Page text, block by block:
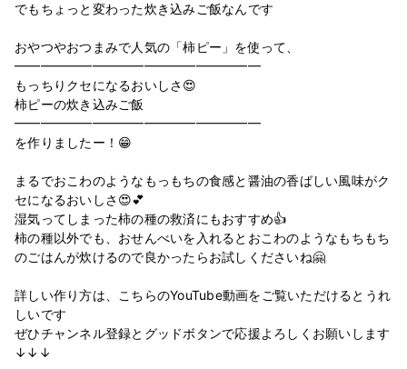
でもちょっと変わった炊き込みご飯なんです
おやつやおつまみで人気の「柿ピー」を使って、
━︎━︎━︎━︎━︎━︎━︎━︎━━︎━︎━︎━︎━︎━︎━︎━︎━︎━︎
もっちりクセになるおいしさ😍
柿ピーの炊き込みご飯
━︎━︎━︎━︎━︎━︎━︎━︎━︎━︎━︎━︎━︎━︎━︎━︎━︎━︎━︎
を作りましたー！😁
まるでおこわのようなもっもちの食感と醤油の香ばしい風味がク
セになるおいしさ😍💕
湿気ってしまった柿の種の救済にもおすすめ👍
柿の種以外でも、おせんべいを入れるとおこわのようなもちもち
のごはんが炊けるので良かったらお試しくださいね🤗
詳しい作り方は、こちらのYouTube動画をご覧いただけるとうれ
しいです
ぜひチャンネル登録とグッドボタンで応援よろしくお願いします
↓↓↓